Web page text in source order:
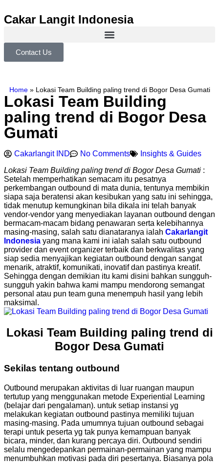
Cakar Langit Indonesia
Contact Us
Home» Lokasi Team Building paling trend di Bogor Desa Gumati
Lokasi Team Building
paling trend di Bogor Desa
Gumati
Cakarlangit IND No Comments
Insights & Guides
Lokasi Team Building paling trend di Bogor Desa Gumati :
Setelah memperhatikan semacam itu pesatnya
perkembangan outbound di mata dunia, tentunya membikin
siapa saja beratensi akan kesibukan yang satu ini sehingga,
tidak menutup kemungkinan bila dikala ini telah banyak
vendor-vendor yang menyediakan layanan outbound dengan
bermacam-macam bidang penawaran serta kelebihannya
masing-masing, salah satu dianataranya ialah Cakarlangit
Indonesia yang mana kami ini ialah salah satu outbound
provider dan event organizer terbaik dan berkwalitas yang
siap sedia menyajikan kegiatan outbound dengan sangat
menarik, atraktif, komunikati, inovatif dan pastinya kreatif.
Sehingga dengan demikian itu kami disini bahkan sungguh-
sungguh yakin bahwa kami mampu mendorong semangat
personal atau pun team guna menempuh hasil yang lebih
maksimal.
Lokasi Team Building paling trend di
Bogor Desa Gumati
Sekilas tentang outbound
Outbound merupakan aktivitas di luar ruangan maupun
tertutup yang menggunakan metode Experiential Learning
(belajar dari pengalaman). untuk setiap instansi yg
melakukan kegiatan outbound pastinya memiliki tujuan
masing-masing. Pada umumnya tujuan outbound sebagai
terapi untuk peserta yg tak punya kemampuan banyak
bicara, minder, dan kurang percaya diri. Outbound sendiri
selalu mengedepankan permainan-permainan yang mampu
menumbuhkan motivasi pada diri pesertanya. Biasanya pola